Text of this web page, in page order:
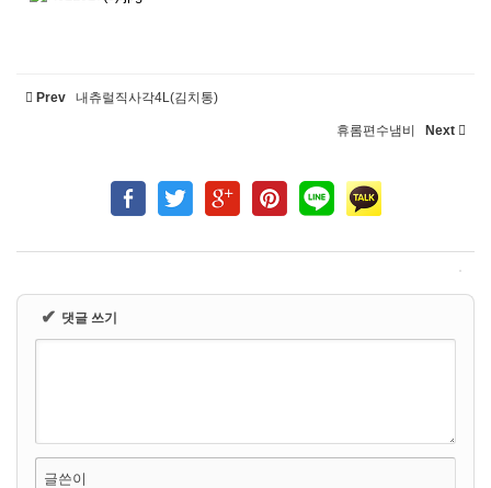
Prev 내츄럴직사각4L(김치통)
휴롬편수냄비 Next
✔ 댓글 쓰기
글쓴이